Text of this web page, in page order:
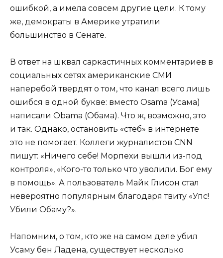
ошибкой, а имела совсем другие цели. К тому
же, демократы в Америке утратили
большинство в Сенате.
В ответ на шквал саркастичных комментариев в
социальных сетях американские СМИ
наперебой твердят о том, что канал всего лишь
ошибся в одной букве: вместо Osama (Усама)
написали Obama (Обама). Что ж, возможно, это
и так. Однако, остановить «стеб» в интернете
это не помогает. Коллеги журналистов CNN
пишут: «Ничего себе! Морпехи вышли из-под
контроля», «Кого-то только что уволили. Бог ему
в помощь». А пользователь Майк Глисон стал
невероятно популярным благодаря твиту «Упс!
Убили Обаму?».
Напомним, о том, кто же на самом деле убил
Усаму бен Ладена, существует несколько